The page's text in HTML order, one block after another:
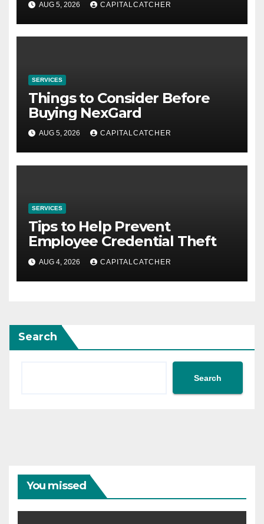
AUG 5, 2026 CAPITALCATCHER
SERVICES
Things to Consider Before
Buying NexGard
AUG 5, 2026 CAPITALCATCHER
SERVICES
Tips to Help Prevent
Employee Credential Theft
AUG 4, 2026 CAPITALCATCHER
Search
Search
You missed